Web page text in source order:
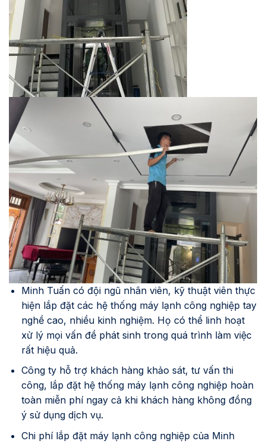
Minh Tuấn có đội ngũ nhân viên, kỹ thuật viên thực
hiện lắp đặt các hệ thống máy lạnh công nghiệp tay
nghề cao, nhiều kinh nghiệm. Họ có thể linh hoạt
xử lý mọi vấn đề phát sinh trong quá trình làm việc
rất hiệu quả.
Công ty hỗ trợ khách hàng khảo sát, tư vấn thi
công, lắp đặt hệ thống máy lạnh công nghiệp hoàn
toàn miễn phí ngay cả khi khách hàng không đồng
ý sử dụng dịch vụ.
Chi phí lắp đặt máy lạnh công nghiệp của Minh